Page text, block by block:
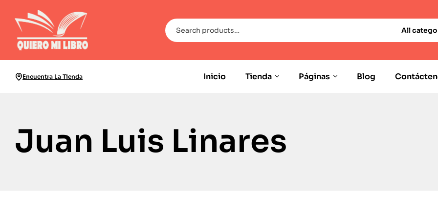
All
Encuentra La Tienda Inicio Tienda Páginas Blog
Juan Luis Linares